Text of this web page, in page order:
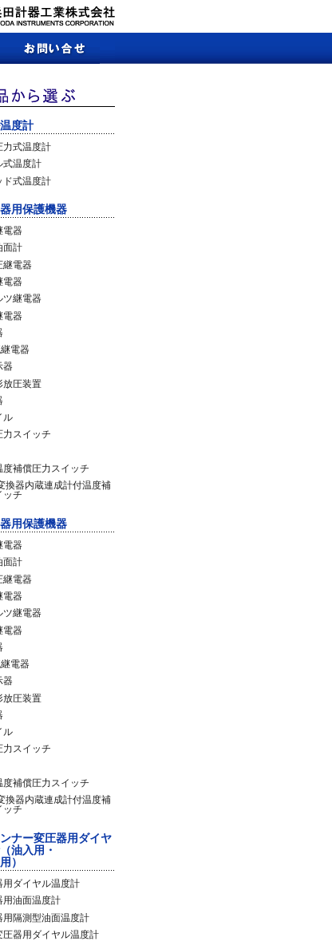
度計
力式温度計
式温度計
ド式温度計
用保護機器
電器
面計
継電器
電器
ツ継電器
電器
電器
器
放圧装置
ル
力スイッチ
度補償圧力スイッチ
換器内蔵連成計付温度補
ッチ
用保護機器
電器
面計
継電器
電器
ツ継電器
電器
電器
器
放圧装置
ル
力スイッチ
度補償圧力スイッチ
換器内蔵連成計付温度補
ッチ
ンナー変圧器用ダイヤ
油入用・
）
用ダイヤル温度計
用油面温度計
用隔測型油面温度計
圧器用ダイヤル温度計